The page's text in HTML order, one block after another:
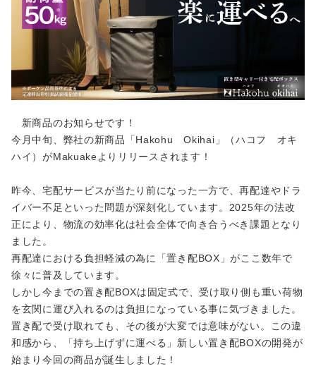
新商品のお知らせです！
今月中旬、弊社の新商品「Hakohu Okihai」（ハコフ オキ
ハイ）がMakuakeよりリリースされます！
昨今、宅配サービスが当たり前になった一方で、再配達やドラ
イバー不足といった問題が深刻化しています。2025年の法改
正により、物流の効率化は社会全体で向き合うべき課題となり
ました。
再配達における負担軽減の為に「置き配BOX」がここ数年で
徐々に普及しています。
しかし今までの置き配BOXは固定式で、受け取り側も重い荷物
を玄関に運び入れるのは負担になっている事に気づきました。
置き配で受け取れても、その後が大変では意味がない。この違
和感から、「持ち上げずに運べる」新しい置き配BOXの開発が
始まり今回の商品が誕生しました！